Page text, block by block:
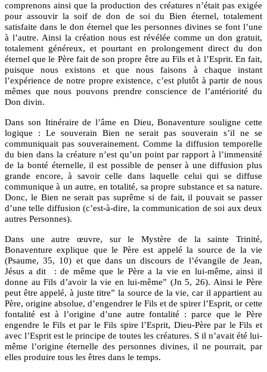
comprenons ainsi que la production des créatures n’était pas exigée
pour assouvir la soif de don de soi du Bien éternel, totalement
satisfaite dans le don éternel que les personnes divines se font l’une
à l’autre. Ainsi la création nous est révélée comme un don gratuit,
totalement généreux, et pourtant en prolongement direct du don
éternel que le Père fait de son propre être au Fils et à l’Esprit. En fait,
puisque nous existons et que nous faisons à chaque instant
l’expérience de notre propre existence, c’est plutôt à partir de nous
mêmes que nous pouvons prendre conscience de l’antériorité du
Don divin.
Dans son Itinéraire de l’âme en Dieu, Bonaventure souligne cette
logique : Le souverain Bien ne serait pas souverain s’il ne se
communiquait pas souverainement. Comme la diffusion temporelle
du bien dans la créature n’est qu’un point par rapport à l’immensité
de la bonté éternelle, il est possible de penser à une diffusion plus
grande encore, à savoir celle dans laquelle celui qui se diffuse
communique à un autre, en totalité, sa propre substance et sa nature.
Donc, le Bien ne serait pas suprême si de fait, il pouvait se passer
d’une telle diffusion (c’est-à-dire, la communication de soi aux deux
autres Personnes).
Dans une autre œuvre, sur le Mystère de la sainte Trinité,
Bonaventure explique que le Père est appelé la source de la vie
(Psaume, 35, 10) et que dans un discours de l’évangile de Jean,
Jésus a dit : de même que le Père a la vie en lui-même, ainsi il
donne au Fils d’avoir la vie en lui-même” (Jn 5, 26). Ainsi le Père
peut être appelé, à juste titre” la source de la vie, car il appartient au
Père, origine absolue, d’engendrer le Fils et de spirer l’Esprit, or cette
fontalité est à l’origine d’une autre fontalité : parce que le Père
engendre le Fils et par le Fils spire l’Esprit, Dieu-Père par le Fils et
avec l’Esprit est le principe de toutes les créatures. S il n’avait été lui-
même l’origine éternelle des personnes divines, il ne pourrait, par
elles produire tous les êtres dans le temps.